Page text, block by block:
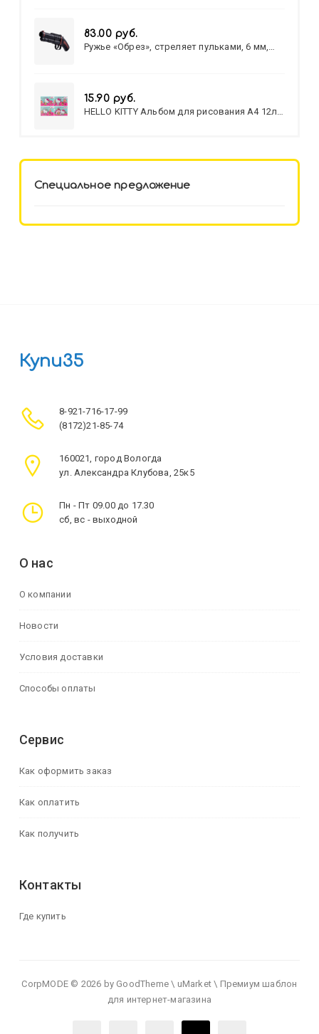
83.00 руб.
Ружье «Обрез», стреляет пульками, 6 мм,
15.90 руб.
HELLO KITTY Альбом для рисования А4 12л.
Специальное предложение
Купи35
8-921-716-17-99
(8172)21-85-74
160021, город Вологда
ул. Александра Клубова, 25к5
Пн - Пт 09.00 до 17.30
сб, вс - выходной
О нас
О компании
Новости
Условия доставки
Способы оплаты
Сервис
Как оформить заказ
Как оплатить
Как получить
Контакты
Где купить
CorpMODE © 2026 by GoodTheme \ uMarket \ Премиум шаблон
для интернет-магазина